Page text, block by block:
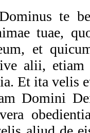
te
tuae,
et
alii, etiam
Et ita velis
Domini